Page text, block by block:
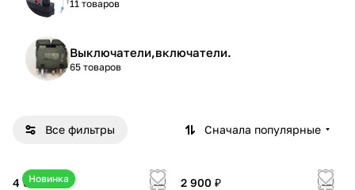
11 товаров
Выключатели,включатели.
65 товаров
Все фильтры Сначала популярные
Новинка
4 600 ₽
2 900 ₽